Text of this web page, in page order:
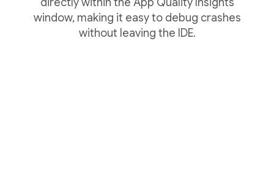
window, making it easy to debug crashes
without leaving the IDE.